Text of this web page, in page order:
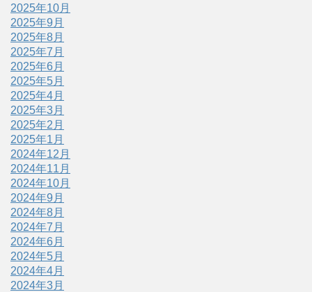
2025年10月
2025年9月
2025年8月
2025年7月
2025年6月
2025年5月
2025年4月
2025年3月
2025年2月
2025年1月
2024年12月
2024年11月
2024年10月
2024年9月
2024年8月
2024年7月
2024年6月
2024年5月
2024年4月
2024年3月